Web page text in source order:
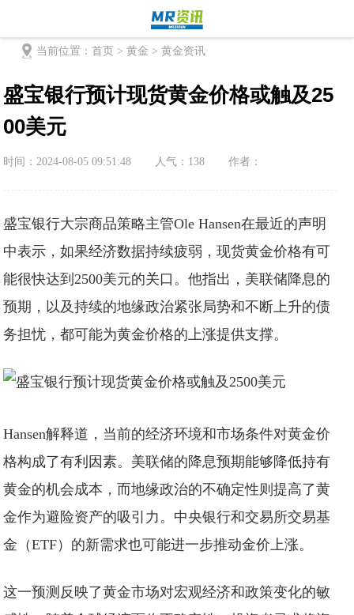
首页 外汇 黄金 能源 股票 商
当前位置：首页 >黄金 >黄金资讯
盛宝银行预计现货黄金价格或触及25
00美元
时间：2024-08-05 09:51:48 人气： 138 作者：
盛宝银行大宗商品策略主管Ole Hansen在最近的声明
中表示，如果经济数据持续疲弱，现货黄金价格有可
能很快达到2500美元的关口。他指出，美联储降息的
预期，以及持续的地缘政治紧张局势和不断上升的债
务担忧，都可能为黄金价格的上涨提供支撑。
Hansen解释道，当前的经济环境和市场条件对黄金价
格构成了有利因素。美联储的降息预期能够降低持有
黄金的机会成本，而地缘政治的不确定性则提高了黄
金作为避险资产的吸引力。中央银行和交易所交易基
金（ETF）的新需求也可能进一步推动金价上涨。
这一预测反映了黄金市场对宏观经济和政策变化的敏